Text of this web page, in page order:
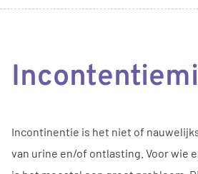
Incontinentie is het niet of
van urine en/of ontlasting. Voor wie